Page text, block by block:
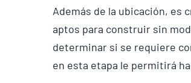
Además de la ubicación, es
aptos para construir sin
determinar si se requiere
en esta etapa le permitirá